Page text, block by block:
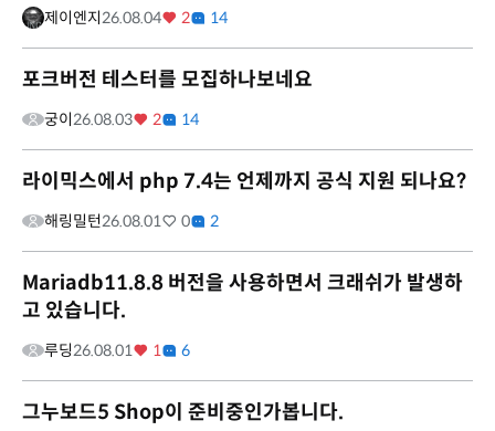
제이엔지26.08.04 2 14
포크버전 테스터를 모집하나보네요
궁이26.08.03 2 14
라이믹스에서 php 7.4는 언제까지 공식 지원 되나요?
해링밀턴26.08.01 0 2
Mariadb11.8.8 버전을 사용하면서 크래쉬가 발생하
고 있습니다.
루딩26.08.01 1 6
그누보드5 Shop이 준비중인가봅니다.